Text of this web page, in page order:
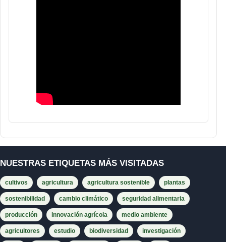
NUESTRAS ETIQUETAS MÁS VISITADAS
cultivos agricultura agricultura sostenible plantas
sostenibilidad cambio climático seguridad alimentaria
producción innovación agrícola medio ambiente
agricultores estudio biodiversidad investigación